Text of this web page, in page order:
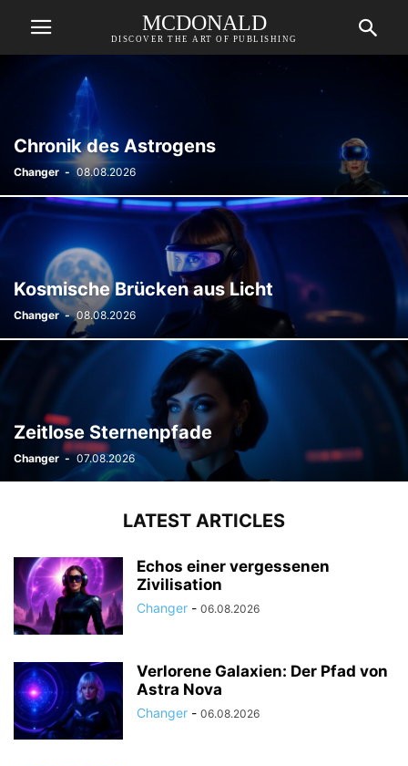
MCDONALD
DISCOVER THE ART OF PUBLISHING
Chronik des Astrogens
Changer - 08.08.2026
Kosmische Brücken aus Licht
Changer - 08.08.2026
Zeitlose Sternenpfade
Changer - 07.08.2026
LATEST ARTICLES
Echos einer vergessenen
Zivilisation
Changer - 06.08.2026
Verlorene Galaxien: Der Pfad von
Astra Nova
Changer - 06.08.2026